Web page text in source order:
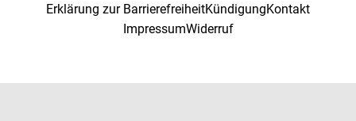
Erklärung zur BarrierefreiheitKündigungKontakt
ImpressumWiderruf